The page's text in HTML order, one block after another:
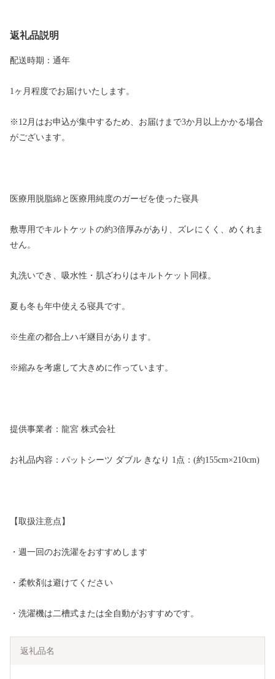
返礼品説明
配送時期：通年
1ヶ月程度でお届けいたします。
※12月はお申込が集中するため、お届けまで3か月以上かかる場合
がございます。
医療用脱脂綿と医療用純度のガーゼを使った寝具
敷専用でキルトケットの約3倍厚みがあり、ズレにくく、めくれま
せん。
丸洗いでき、吸水性・肌ざわりはキルトケット同様。
夏も冬も年中使える寝具です。
※生産の都合上ハギ継目があります。
※縮みを考慮して大きめに作っています。
提供事業者：龍宮 株式会社
お礼品内容：パットシーツ ダブル きなり 1点：(約155cm×210cm)
【取扱注意点】
・週一回のお洗濯をおすすめします
・柔軟剤は避けてください
・洗濯機は二槽式または全自動がおすすめです。
返礼品名